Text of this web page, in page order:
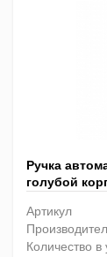
Ручка
голубой
Артикул
Количество в